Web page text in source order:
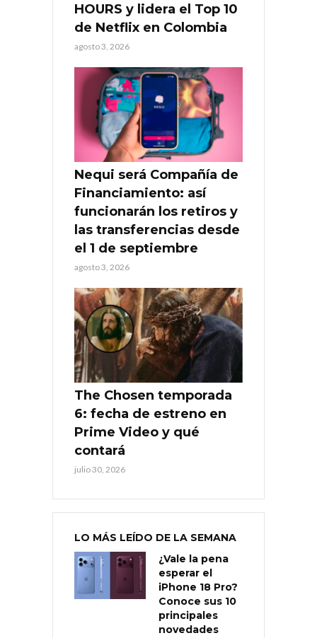
HOURS y lidera el Top 10
de Netflix en Colombia
agosto 3, 2026
Nequi será Compañía de
Financiamiento: así
funcionarán los retiros y
las transferencias desde
el 1 de septiembre
agosto 3, 2026
The Chosen temporada
6: fecha de estreno en
Prime Video y qué
contará
julio 30, 2026
LO MÁS LEÍDO DE LA SEMANA
¿Vale la pena
esperar el
iPhone 18 Pro?
Conoce sus 10
principales
novedades